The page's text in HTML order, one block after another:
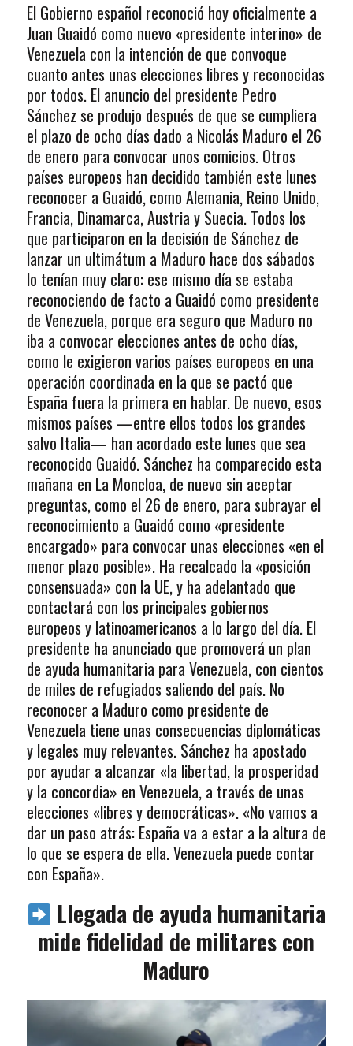
El Gobierno español reconoció hoy oficialmente a
Juan Guaidó como nuevo «presidente interino» de
Venezuela con la intención de que convoque
cuanto antes unas elecciones libres y reconocidas
por todos. El anuncio del presidente Pedro
Sánchez se produjo después de que se cumpliera
el plazo de ocho días dado a Nicolás Maduro el 26
de enero para convocar unos comicios. Otros
países europeos han decidido también este lunes
reconocer a Guaidó, como Alemania, Reino Unido,
Francia, Dinamarca, Austria y Suecia. Todos los
que participaron en la decisión de Sánchez de
lanzar un ultimátum a Maduro hace dos sábados
lo tenían muy claro: ese mismo día se estaba
reconociendo de facto a Guaidó como presidente
de Venezuela, porque era seguro que Maduro no
iba a convocar elecciones antes de ocho días,
como le exigieron varios países europeos en una
operación coordinada en la que se pactó que
España fuera la primera en hablar. De nuevo, esos
mismos países —entre ellos todos los grandes
salvo Italia— han acordado este lunes que sea
reconocido Guaidó. Sánchez ha comparecido esta
mañana en La Moncloa, de nuevo sin aceptar
preguntas, como el 26 de enero, para subrayar el
reconocimiento a Guaidó como «presidente
encargado» para convocar unas elecciones «en el
menor plazo posible». Ha recalcado la «posición
consensuada» con la UE, y ha adelantado que
contactará con los principales gobiernos
europeos y latinoamericanos a lo largo del día. El
presidente ha anunciado que promoverá un plan
de ayuda humanitaria para Venezuela, con cientos
de miles de refugiados saliendo del país. No
reconocer a Maduro como presidente de
Venezuela tiene unas consecuencias diplomáticas
y legales muy relevantes. Sánchez ha apostado
por ayudar a alcanzar «la libertad, la prosperidad
y la concordia» en Venezuela, a través de unas
elecciones «libres y democráticas». «No vamos a
dar un paso atrás: España va a estar a la altura de
lo que se espera de ella. Venezuela puede contar
con España».
Llegada de ayuda humanitaria
mide fidelidad de militares con
Maduro